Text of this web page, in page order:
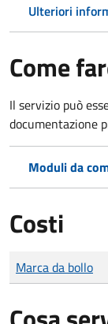
Ulteriori
Come
Il servizio può
documentazione
Moduli da
Costi
Tipo di pagamento
Importo
Marca da bollo